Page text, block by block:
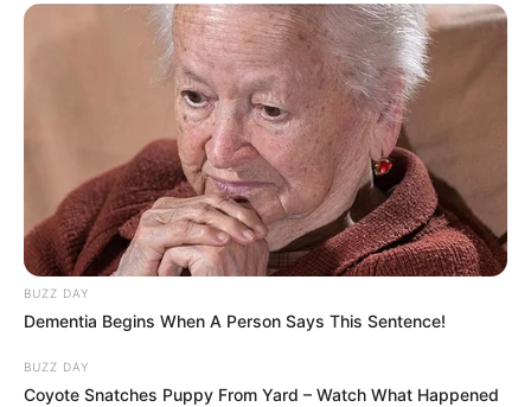
BUZZ DAY
Dementia Begins When A Person Says This Sentence!
BUZZ DAY
Coyote Snatches Puppy From Yard – Watch What Happened